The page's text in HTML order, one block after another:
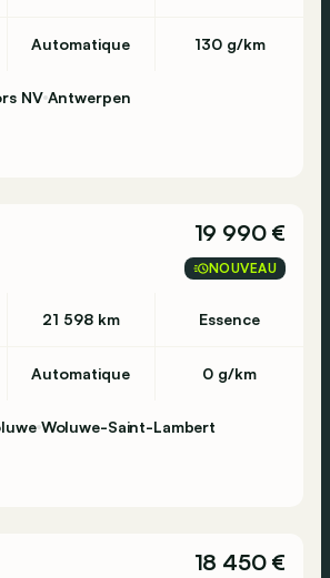
Automatique 130 g/km
NV Antwerpen
19 990 €
NOUVEAU
21 598 km Essence
Automatique 0 g/km
Woluwe-Saint-Lambert
18 450 €